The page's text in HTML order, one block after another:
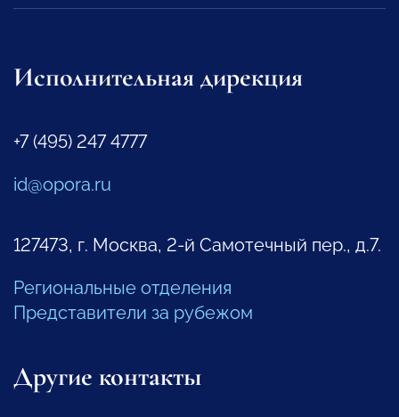
Исполнительная дирекция
+7 (495) 247 4777
id@opora.ru
127473, г. Москва, 2-й Самотечный пер., д.7.
Региональные отделения
Представители за рубежом
Другие контакты